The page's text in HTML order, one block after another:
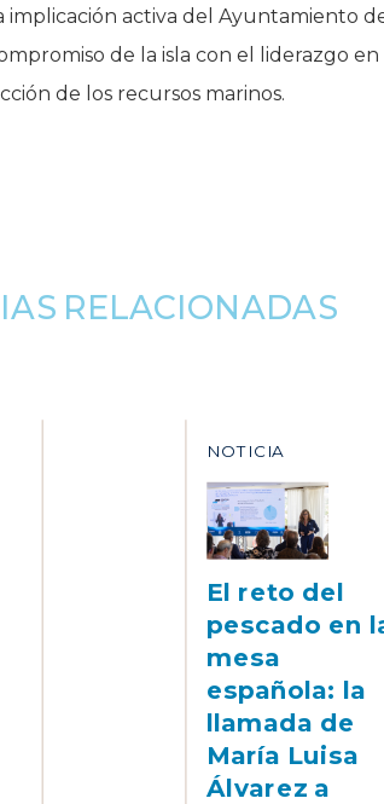
implicación activa del Ayuntamiento
de la isla con el liderazgo en
de los recursos marinos.
RELACIONADAS
NOTICIA
El reto del
pescado en
mesa
española: la
llamada de
María Luisa
Álvarez a